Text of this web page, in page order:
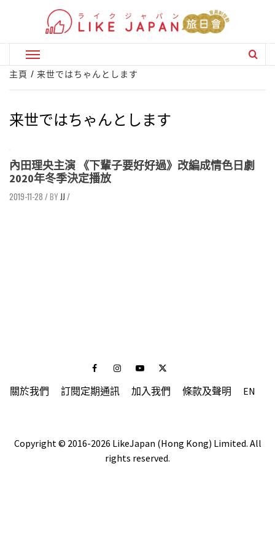
Primary
Menu
主頁 来世ではちゃんとします
来世ではちゃんとします
內田理央主演 《下輩子要好好過》改編成情色日劇
2020年冬季決定播放
2019-11-28 / JJ /
FacebookInstagramYoutubeTwitter
關於我們 訂閱定期通訊 加入我們 條款及聲明 EN
Copyright © 2016-2026 LikeJapan (Hong Kong) Limited. All
rights reserved.